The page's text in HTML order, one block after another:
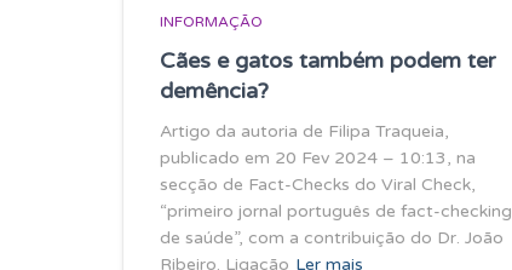
INFORMAÇÃO
Cães e gatos também podem ter
demência?
Artigo da autoria de Filipa Traqueia,
publicado em 20 Fev 2024 – 10:13, na
secção de Fact-Checks do Viral Check,
“primeiro jornal português de fact-checking
de saúde”, com a contribuição do Dr. João
Ribeiro. Ligação Ler mais